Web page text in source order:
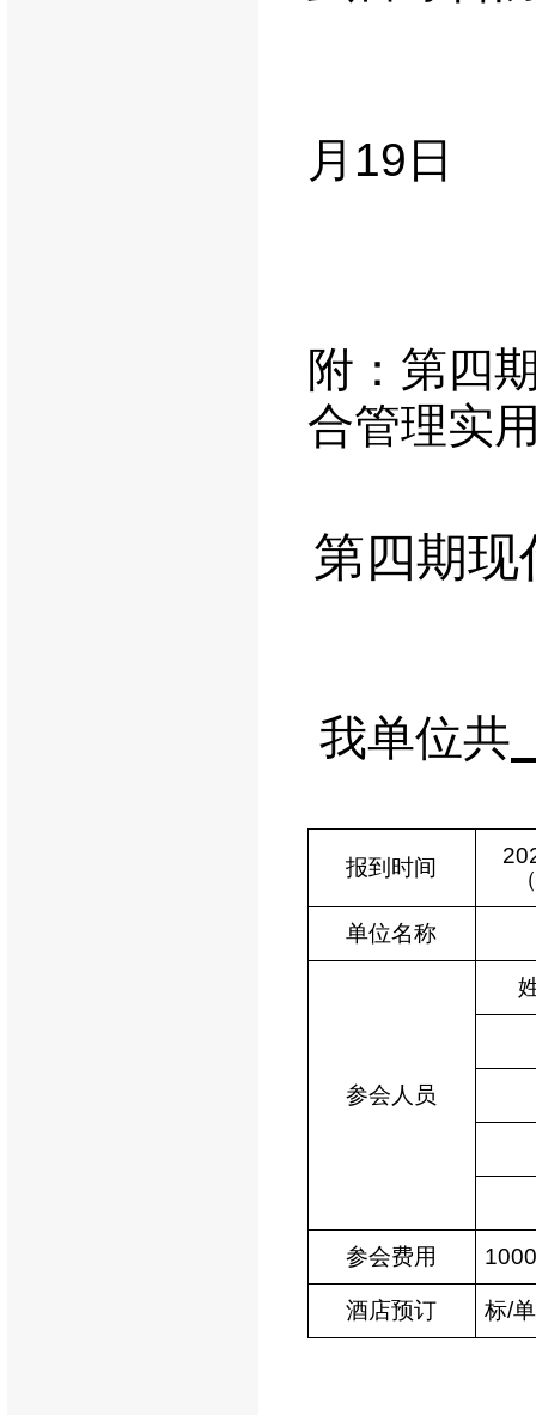
月 19 日
附：第四
合管理实
第四期现
我单位共
报到时间
单位名称
参会人员
参会费用 1000
酒店预订 标/